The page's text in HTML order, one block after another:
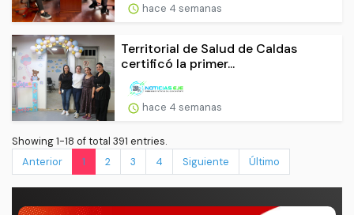
hace 4 semanas
Territorial de Salud de Caldas
certificó la primer...
hace 4 semanas
Showing 1-18 of total 391 entries.
Anterior
1 2 3 4 Siguiente Último